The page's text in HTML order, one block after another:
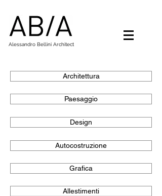
Alessandro Bellini Architect
Architettura
Paesaggio
Design
Autocostruzione
Grafica
Allestimenti